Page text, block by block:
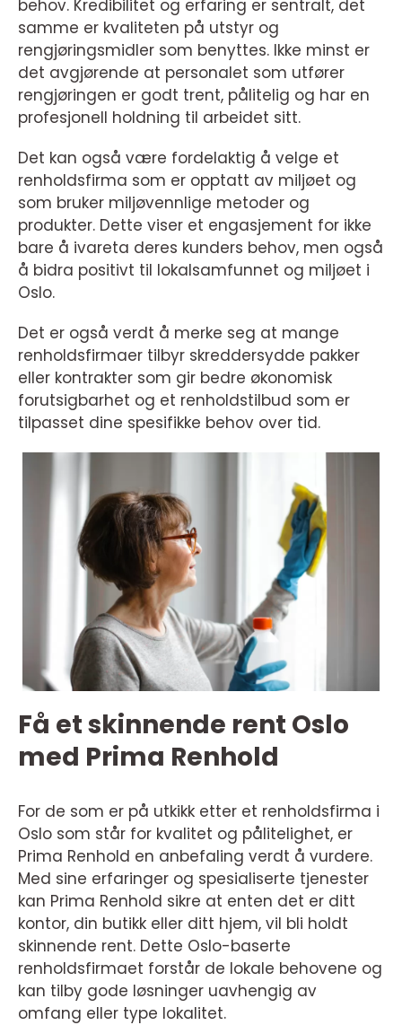
behov. Kredibilitet og erfaring er sentralt, det
samme er kvaliteten på utstyr og
rengjøringsmidler som benyttes. Ikke minst er
det avgjørende at personalet som utfører
rengjøringen er godt trent, pålitelig og har en
profesjonell holdning til arbeidet sitt.
Det kan også være fordelaktig å velge et
renholdsfirma som er opptatt av miljøet og
som bruker miljøvennlige metoder og
produkter. Dette viser et engasjement for ikke
bare å ivareta deres kunders behov, men også
å bidra positivt til lokalsamfunnet og miljøet i
Oslo.
Det er også verdt å merke seg at mange
renholdsfirmaer tilbyr skreddersydde pakker
eller kontrakter som gir bedre økonomisk
forutsigbarhet og et renholdstilbud som er
tilpasset dine spesifikke behov over tid.
Få et skinnende rent Oslo
med Prima Renhold
For de som er på utkikk etter et renholdsfirma i
Oslo som står for kvalitet og pålitelighet, er
Prima Renhold en anbefaling verdt å vurdere.
Med sine erfaringer og spesialiserte tjenester
kan Prima Renhold sikre at enten det er ditt
kontor, din butikk eller ditt hjem, vil bli holdt
skinnende rent. Dette Oslo-baserte
renholdsfirmaet forstår de lokale behovene og
kan tilby gode løsninger uavhengig av
omfang eller type lokalitet.